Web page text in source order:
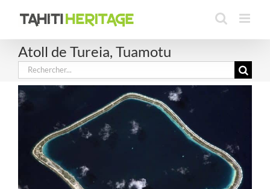
Atoll de Tureia, Tuamotu
Rechercher: